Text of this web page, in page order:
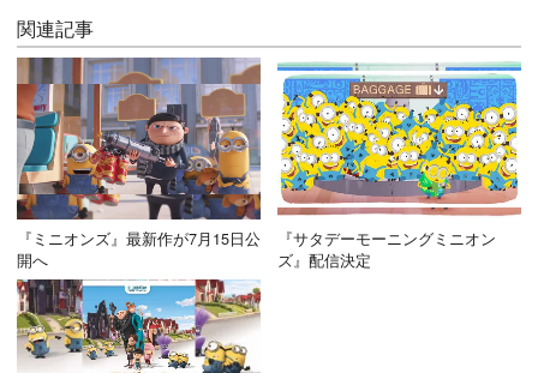
関連記事
『ミニオンズ』最新作が7月15日公
開へ
『サタデーモーニングミニオン
ズ』配信決定